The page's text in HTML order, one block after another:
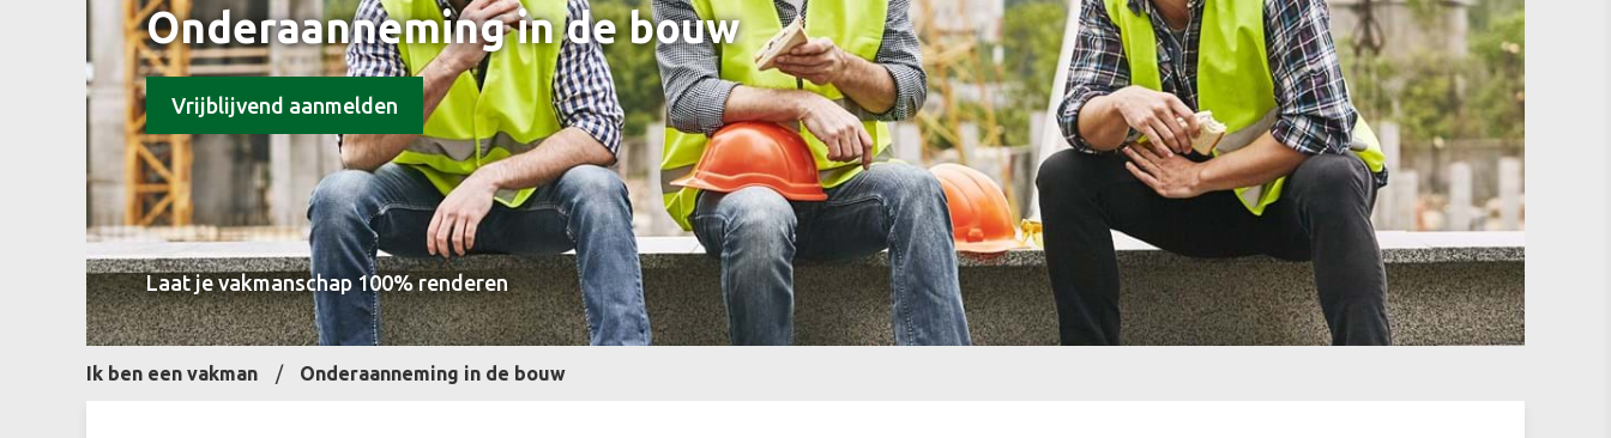
Onderaanneming in de bouw
Vrijblijvend aanmelden
Laat je vakmanschap 100% renderen
Ik ben een vakman Onderaanneming in de bouw